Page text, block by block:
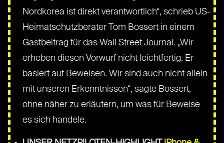
Nordkorea ist direkt verantwortlich“, schrieb US-
Heimatschutzberater Tom Bossert in einem
Gastbeitrag für das Wall Street Journal. „Wir
erheben diesen Vorwurf nicht leichtfertig. Er
basiert auf Beweisen. Wir sind auch nicht allein
mit unseren Erkenntnissen“, sagte Bossert,
ohne näher zu erläutern, um was für Beweise
es sich handele.